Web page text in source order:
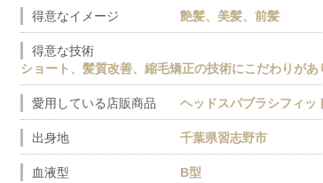
得意なイメージ 艶髪、美髪、前髪
得意な技術
ショート、髪質改善、縮毛矯正の技術にこだわりがあ
愛用している店販商品 ヘッドスパブラシフィッ
出身地 千葉県習志野市
血液型 B型